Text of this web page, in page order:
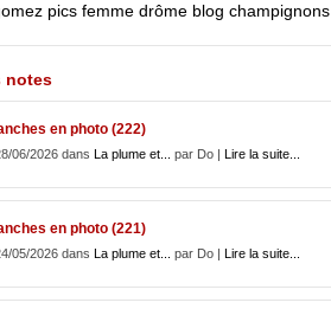
pics femme drôme blog champignons
notes
en photo (222)
06/2026 dans La plume et... par Do | Lire la suite...
en photo (221)
05/2026 dans La plume et... par Do | Lire la suite...